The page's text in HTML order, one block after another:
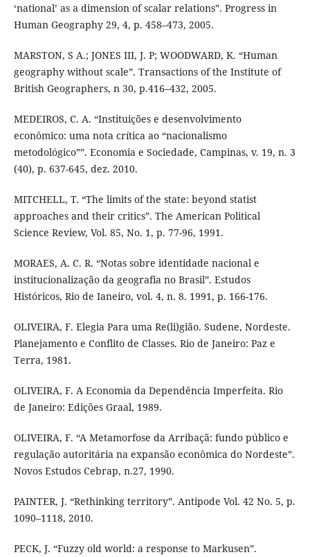
‘national’ as a dimension of scalar relations”. Progress in
Human Geography 29, 4, p. 458–473, 2005.
MARSTON, S A.; JONES III, J. P; WOODWARD, K. “Human
geography without scale”. Transactions of the Institute of
British Geographers, n 30, p.416–432, 2005.
MEDEIROS, C. A. “Instituições e desenvolvimento
econômico: uma nota crítica ao “nacionalismo
metodológico””. Economia e Sociedade, Campinas, v. 19, n. 3
(40), p. 637-645, dez. 2010.
MITCHELL, T. “The limits of the state: beyond statist
approaches and their critics”. The American Political
Science Review, Vol. 85, No. 1, p. 77-96, 1991.
MORAES, A. C. R. “Notas sobre identidade nacional e
institucionalização da geografia no Brasil”. Estudos
Históricos, Rio de Ianeiro, vol. 4, n. 8. 1991, p. 166-176.
OLIVEIRA, F. Elegia Para uma Re(li)gião. Sudene, Nordeste.
Planejamento e Conflito de Classes. Rio de Janeiro: Paz e
Terra, 1981.
OLIVEIRA, F. A Economia da Dependência Imperfeita. Rio
de Janeiro: Edições Graal, 1989.
OLIVEIRA, F. “A Metamorfose da Arribaçã: fundo público e
regulação autoritária na expansão econômica do Nordeste”.
Novos Estudos Cebrap, n.27, 1990.
PAINTER, J. “Rethinking territory”. Antipode Vol. 42 No. 5, p.
1090–1118, 2010.
PECK, J. “Fuzzy old world: a response to Markusen”.